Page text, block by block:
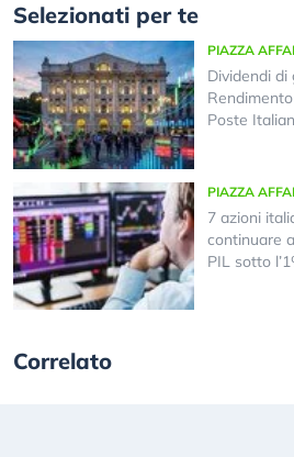
Selezionati per te
PIAZZA
Dividendi di
Poste
PIAZZA
7 azioni
continuare
PIL sotto
Correlato